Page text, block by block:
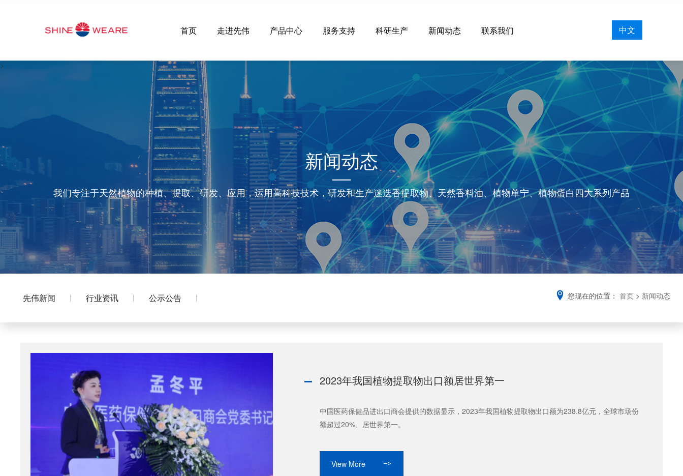
首页 走进先伟 产品中心 服务支持 科研生产 新闻动态 联系我们 中文
>
新闻动态
我们专注于天然植物的种植、提取、研发、应用，运用高科技技术，研发和生产迷迭香提取物、天然香料油、植物单宁、植物蛋白四大系列产品
先伟新闻 行业资讯 公示公告 您现在的位置： 首页> 新闻动态
2023年我国植物提取物出口额居世界第一
中国医药保健品进出口商会提供的数据显示，2023年我国植物提取物出口额为238.8亿元，全球市场份
额超过20%、居世界第一。
View More >